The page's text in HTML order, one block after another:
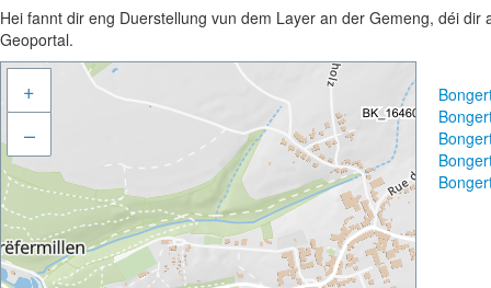
Hei fannt dir eng Duerstellung vun dem Layer an der Gemeng, déi
Geoportal.
+
–